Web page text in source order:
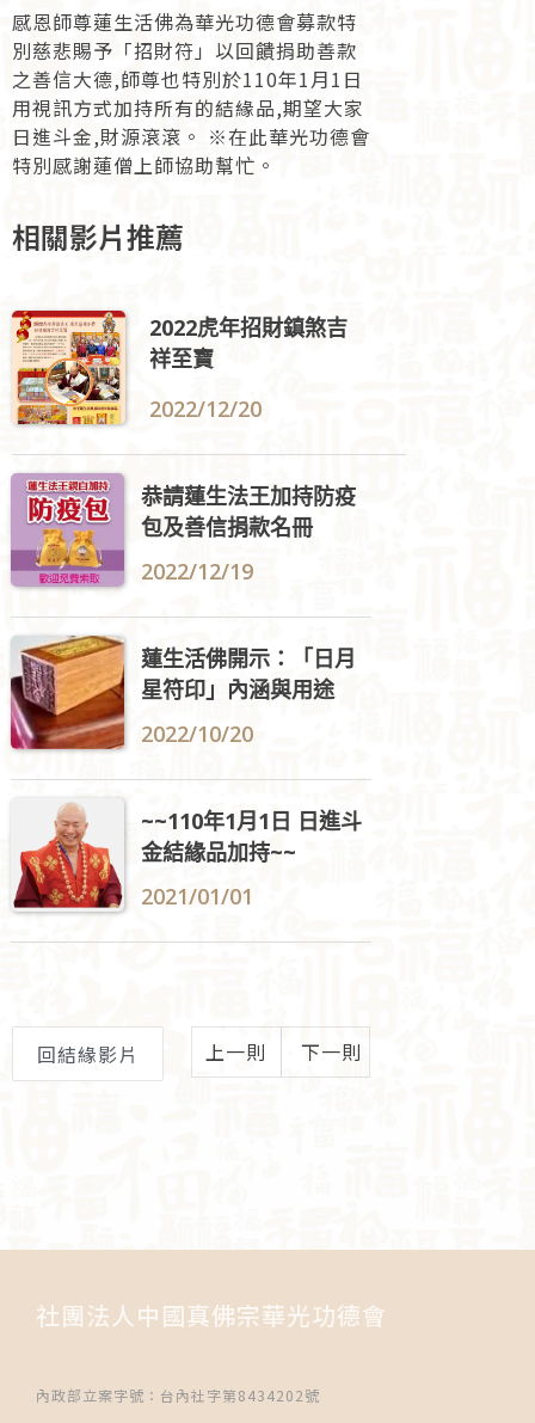
感恩師尊蓮生活佛為華光功德會募款特
別慈悲賜予「招財符」以回饋捐助善款
之善信大德,師尊也特別於110年1月1日
用視訊方式加持所有的結緣品,期望大家
日進斗金,財源滾滾。 ※在此華光功德會
特別感謝蓮僧上師協助幫忙。
相關影片推薦
2022虎年招財鎮煞吉
祥至寶
2022/12/20
恭請蓮生法王加持防疫
包及善信捐款名冊
2022/12/19
蓮生活佛開示：「日月
星符印」內涵與用途
2022/10/20
~~110年1月1日 日進斗
金結緣品加持~~
2021/01/01
回結緣影片 上一則 下一則
社團法人中國真佛宗華光功德會
內政部立案字號：台內社字第8434202號